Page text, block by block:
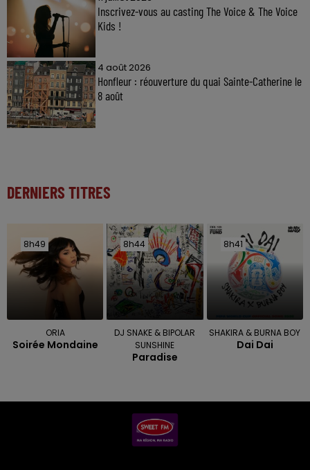
Inscrivez-vous au casting The Voice & The Voice
Kids !
4 août 2026
Honfleur : réouverture du quai Sainte-Catherine le
8 août
DERNIERS TITRES
8h49
8h49
ORIA
Soirée Mondaine
8h44
8h44
DJ SNAKE & BIPOLAR
SUNSHINE
Paradise
8h41
8h41
SHAKIRA & BURNA BOY
Dai Dai